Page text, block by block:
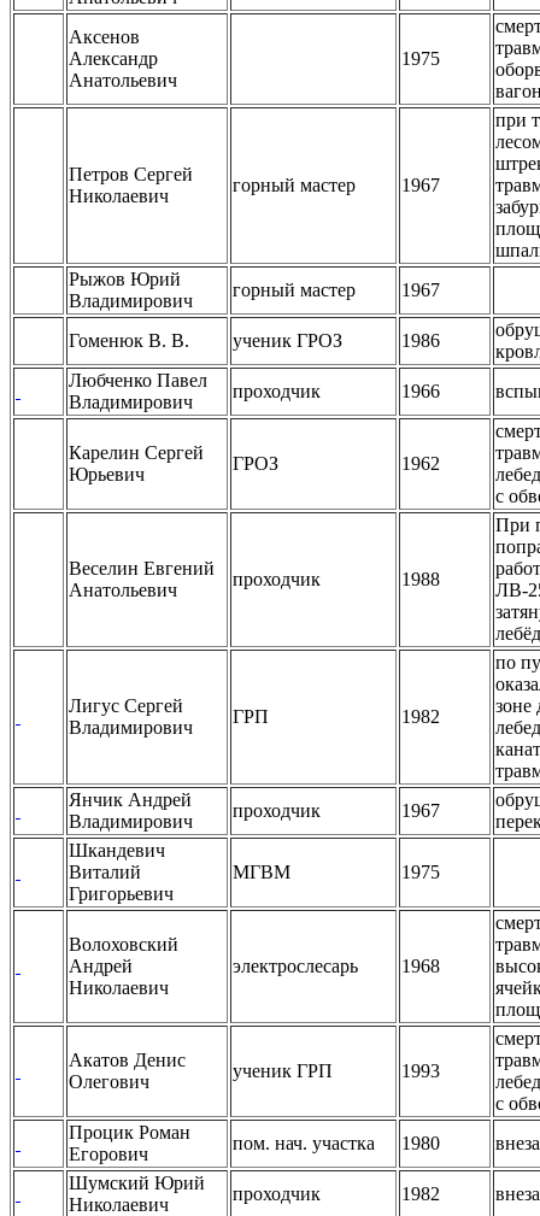
Аксенов
Александр
Анатольевич
1975
Петров Сергей
Николаевич
горный мастер 1967
при
Рыжов Юрий
Владимирович
горный мастер 1967
Гоменюк В. В. ученик ГРОЗ 1986
Любченко Павел
Владимирович
проходчик 1966
Карелин Сергей
Юрьевич
ГРОЗ 1962
с
Веселин Евгений
Анатольевич
проходчик 1988
При
ЛВ-
Лигус Сергей
Владимирович
ГРП 1982
по
зоне
Янчик Андрей
Владимирович
проходчик 1967
Шкандевич
Виталий
Григорьевич
МГВМ 1975
Волоховский
Андрей
Николаевич
электрослесарь 1968
Акатов Денис
Олегович
ученик ГРП 1993
с
Процик Роман
Егорович
пом. нач. участка 1980
Шумский Юрий
Николаевич
проходчик 1982